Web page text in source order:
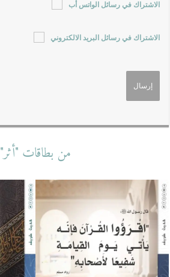
الاشتراك في رسائل الواتس أب
الاشتراك في رسائل البريد الالكتروني
من بطاقات "أثر"